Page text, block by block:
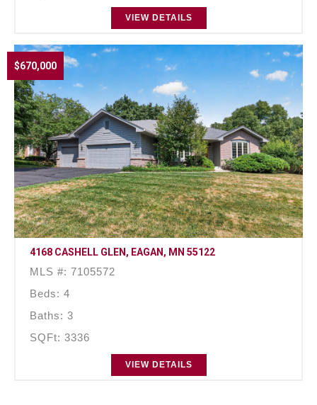
VIEW DETAILS
$670,000
4168 CASHELL GLEN, EAGAN, MN 55122
MLS #: 7105572
Beds: 4
Baths: 3
SQFt: 3336
VIEW DETAILS